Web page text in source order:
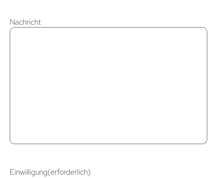
Nachricht
Einwilligung(erforderlich)